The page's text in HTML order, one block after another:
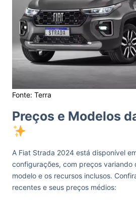
Fonte: Terra
Preços e Modelos
A Fiat Strada 2024 está disponível
configurações, com preços variando
modelo e os recursos inclusos.
recentes e seus preços médios: